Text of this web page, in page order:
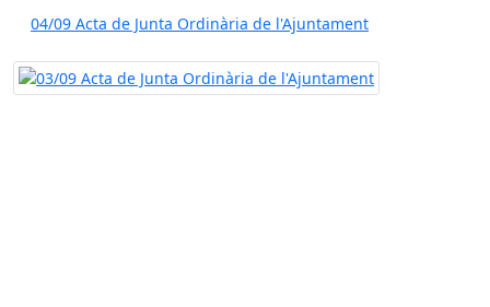
04/09 Acta de Junta Ordinària de l'Ajuntament